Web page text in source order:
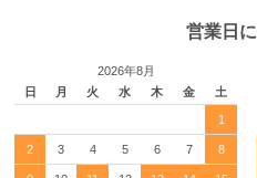
営業日
2026年8月
日
月 火 水 木 金 土
1
2 3 4 5 6 7 8